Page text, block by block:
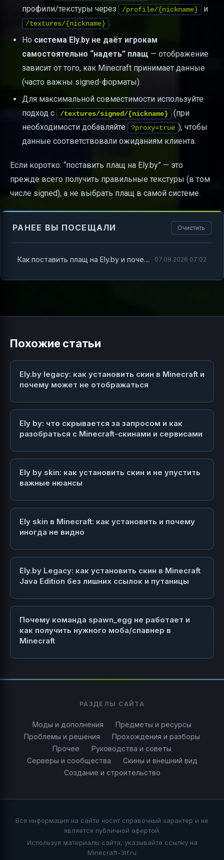
профили/текстуры через
/profile/{nickname} и
/textures/{nickname} .
Но система Ely.by не даёт игрокам
самостоятельно “надеть” плащ — отображение
зависит от того, как Minecraft принимает данные
(часто важны signed-форматы).
Для максимальной совместимости используйте
подход с
/textures/signed/{nickname}
(при
необходимости добавляйте
?proxy=true ), чтобы
данные соответствовали ожиданиям клиента.
Если коротко: “поставить плащ на Ely.by” — это
прежде всего получить правильные текстуры (в том
числе signed), а не выбрать плащ в самой системе.
РАНЕЕ ВЫ ПОСЕЩАЛИ Очистить
Как поставить плащ на Ely.by и почему «надеть самому» не получится 07.08.2026 07:02
Похожие статьи
Ely.by legacy: как установить скин в Minecraft и
почему может не отображаться
Ely by: что скрывается за запросом и как
разобраться с Minecraft-скинами и сервисами
Ely by skin: как установить скин и не упустить
важные нюансы
Ely skin в Minecraft: как установить и почему
иногда не видно
Ely.by Legacy: как установить скин в Minecraft
Java Edition без лишних ссылок и путаницы
Почему команда spawn_egg не работает и
как получить нужного моба/спавнер в
Minecraft
РАЗДЕЛЫ САЙТА
Моды и дополнения
Предметы и ресурсы
Проблемы и решения
Прохождения и разборы
Прочее
Руководства и советы
Серверы и сообщества
Скины и внешний вид
Создание и строительство
Вся информация на сайте носит справочный характер и не
является публичной офертой.
Используя материалы сайта, указывайте ссылку на
Minecraft-3tf.ru